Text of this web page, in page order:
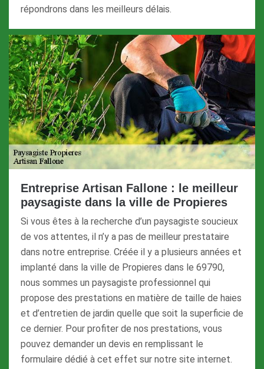
répondrons dans les meilleurs délais.
Entreprise Artisan Fallone : le meilleur
paysagiste dans la ville de Propieres
Si vous êtes à la recherche d’un paysagiste soucieux
de vos attentes, il n’y a pas de meilleur prestataire
dans notre entreprise. Créée il y a plusieurs années et
implanté dans la ville de Propieres dans le 69790,
nous sommes un paysagiste professionnel qui
propose des prestations en matière de taille de haies
et d’entretien de jardin quelle que soit la superficie de
ce dernier. Pour profiter de nos prestations, vous
pouvez demander un devis en remplissant le
formulaire dédié à cet effet sur notre site internet.